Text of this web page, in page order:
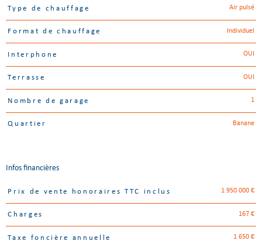
Type de chauffage Air pulsé
Format de chauffage Individuel
Interphone OUI
Terrasse OUI
Nombre de garage 1
Quartier Banane
Infos financières
Caractéristiques Valeurs
Prix de vente honoraires TTC inclus 1 950 000 €
Charges 167 €
Taxe foncière annuelle 1 650 €